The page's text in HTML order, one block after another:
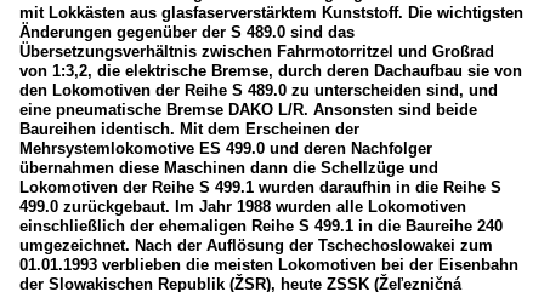
mit Lokkästen aus glasfaserverstärktem Kunststoff. Die wichtigsten
Änderungen gegenüber der S 489.0 sind das
Übersetzungsverhältnis zwischen Fahrmotorritzel und Großrad
von 1:3,2, die elektrische Bremse, durch deren Dachaufbau sie von
den Lokomotiven der Reihe S 489.0 zu unterscheiden sind, und
eine pneumatische Bremse DAKO L/R. Ansonsten sind beide
Baureihen identisch. Mit dem Erscheinen der
Mehrsystemlokomotive ES 499.0 und deren Nachfolger
übernahmen diese Maschinen dann die Schellzüge und
Lokomotiven der Reihe S 499.1 wurden daraufhin in die Reihe S
499.0 zurückgebaut. Im Jahr 1988 wurden alle Lokomotiven
einschließlich der ehemaligen Reihe S 499.1 in die Baureihe 240
umgezeichnet. Nach der Auflösung der Tschechoslowakei zum
01.01.1993 verblieben die meisten Lokomotiven bei der Eisenbahn
der Slowakischen Republik (ŽSR), heute ZSSK (Žeľezničná